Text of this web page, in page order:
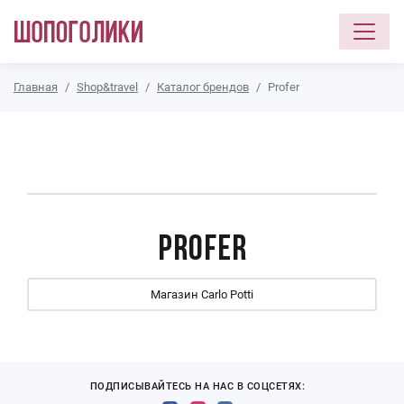
Главная Shop&travel Каталог брендов Profer
Profer
Магазин Carlo Potti
ПОДПИСЫВАЙТЕСЬ НА НАС В СОЦСЕТЯХ: